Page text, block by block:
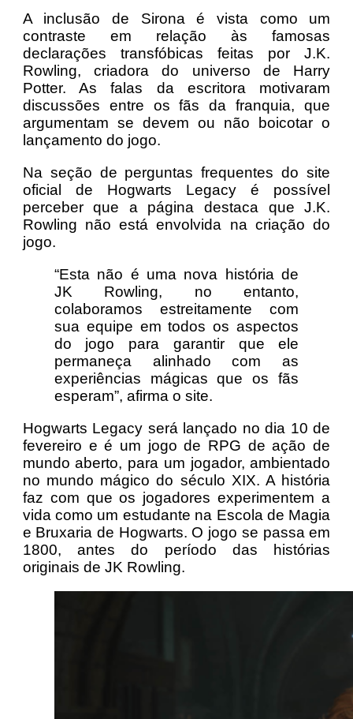
A inclusão de Sirona é vista como um
contraste em relação às famosas
declarações transfóbicas feitas por J.K.
Rowling, criadora do universo de Harry
Potter. As falas da escritora motivaram
discussões entre os fãs da franquia, que
argumentam se devem ou não boicotar o
lançamento do jogo.
Na seção de perguntas frequentes do site
oficial de Hogwarts Legacy é possível
perceber que a página destaca que J.K.
Rowling não está envolvida na criação do
jogo.
“Esta não é uma nova história de
JK Rowling, no entanto,
colaboramos estreitamente com
sua equipe em todos os aspectos
do jogo para garantir que ele
permaneça alinhado com as
experiências mágicas que os fãs
esperam”, afirma o site.
Hogwarts Legacy será lançado no dia 10 de
fevereiro e é um jogo de RPG de ação de
mundo aberto, para um jogador, ambientado
no mundo mágico do século XIX. A história
faz com que os jogadores experimentem a
vida como um estudante na Escola de Magia
e Bruxaria de Hogwarts. O jogo se passa em
1800, antes do período das histórias
originais de JK Rowling.